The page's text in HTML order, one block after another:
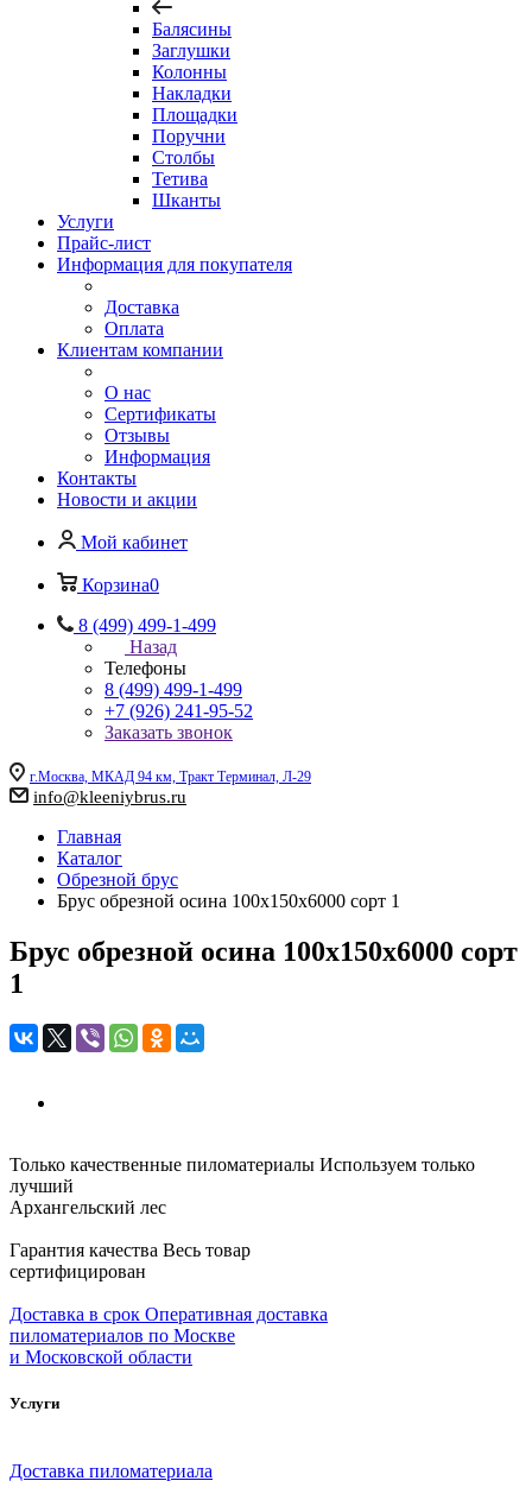
Балясины
Заглушки
Колонны
Накладки
Площадки
Поручни
Столбы
Тетива
Шканты
Услуги
Прайс-лист
Информация для покупателя
Доставка
Оплата
Клиентам компании
О нас
Сертификаты
Отзывы
Информация
Контакты
Новости и акции
Мой кабинет
Корзина0
8 (499) 499-1-499
Назад
Телефоны
8 (499) 499-1-499
+7 (926) 241-95-52
Заказать звонок
г.Москва, МКАД 94 км, Тракт Терминал, Л-29
info@kleeniybrus.ru
Главная
Каталог
Обрезной брус
Брус обрезной осина 100х150х6000 сорт 1
Брус обрезной осина 100х150х6000 сорт
1
Только качественные пиломатериалы Используем только
лучший
Архангельский лес
Гарантия качества Весь товар
сертифицирован
Доставка в срок Оперативная доставка
пиломатериалов по Москве
и Московской области
Услуги
Доставка пиломатериала